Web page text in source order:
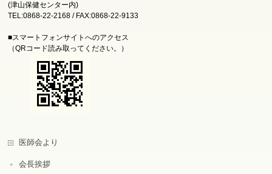
(津山保健センター内)
TEL:0868-22-2168 / FAX:0868-22-9133
■スマートフォンサイトへのアクセス
（QRコード読み取ってください。）
医師会より
会長挨拶